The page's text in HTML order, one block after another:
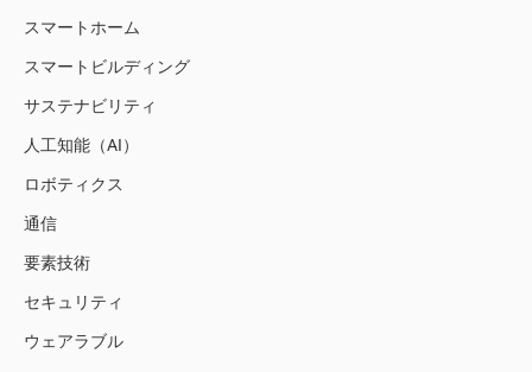
スマートホーム
スマートビルディング
サステナビリティ
人工知能（AI）
ロボティクス
通信
要素技術
セキュリティ
ウェアラブル